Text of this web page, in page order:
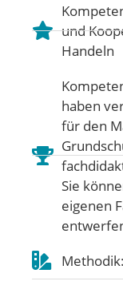
und
Handeln
haben
für den
Sie
eigenen